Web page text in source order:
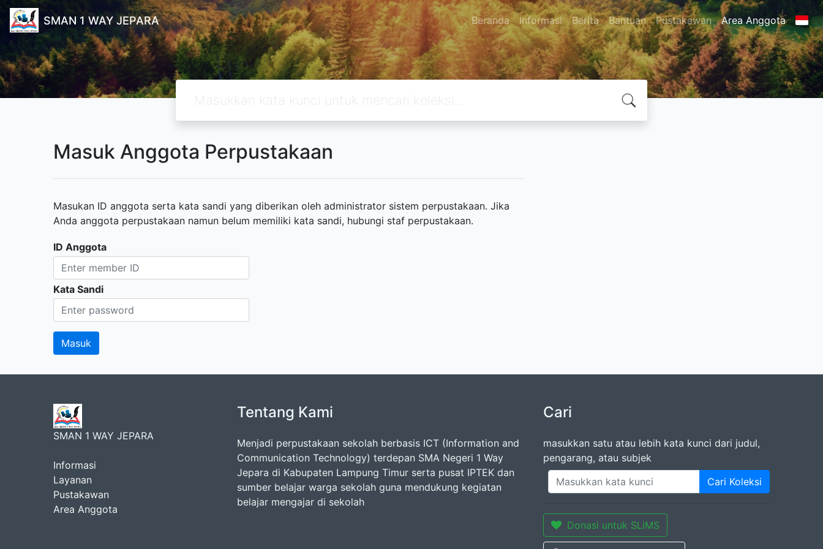
SMAN 1 WAY JEPARA Beranda Informasi Berita Bantuan Pustakawan Area Anggota
Masuk Anggota Perpustakaan
Masukan ID anggota serta kata sandi yang diberikan oleh administrator sistem perpustakaan. Jika
Anda anggota perpustakaan namun belum memiliki kata sandi, hubungi staf perpustakaan.
ID Anggota
Kata Sandi
SMAN 1 WAY JEPARA
Informasi
Layanan
Pustakawan
Area Anggota
Tentang Kami
Menjadi perpustakaan sekolah berbasis ICT (Information and
Communication Technology) terdepan SMA Negeri 1 Way
Jepara di Kabupaten Lampung Timur serta pusat IPTEK dan
sumber belajar warga sekolah guna mendukung kegiatan
belajar mengajar di sekolah
Cari
masukkan satu atau lebih kata kunci dari judul,
pengarang, atau subjek
Cari Koleksi
Donasi untuk SLiMS